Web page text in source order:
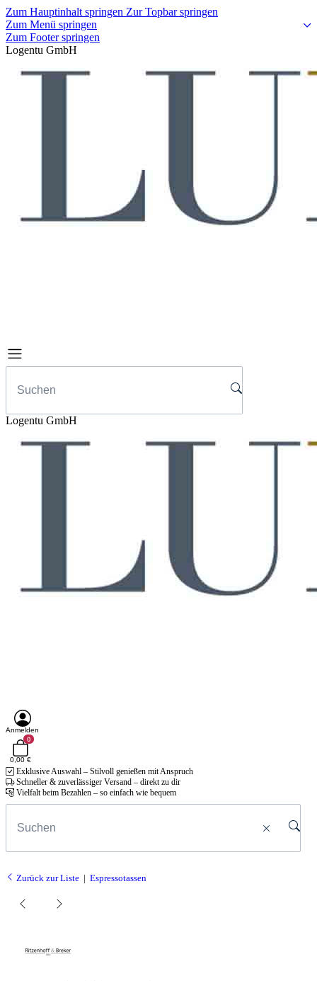
Zum Hauptinhalt springen Zur Topbar springen
Zum Menü springen
Zum Footer springen
Logentu GmbH
Logentu GmbH
Anmelden
0
0,00 €
Exklusive Auswahl – Stilvoll genießen mit Anspruch
Schneller & zuverlässiger Versand – direkt zu dir
Vielfalt beim Bezahlen – so einfach wie bequem
Zurück zur Liste Espressotassen